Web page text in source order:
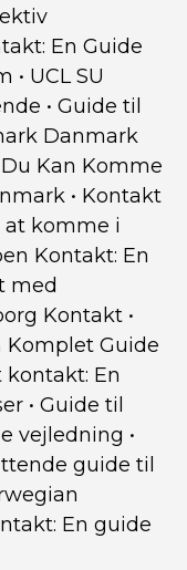
En Guide
• UCL SU
• Guide til
Danmark
Kan Komme
• Kontakt
at komme i
Kontakt: En
med
Kontakt •
Komplet Guide
En
• Guide til
vejledning •
guide til
En guide